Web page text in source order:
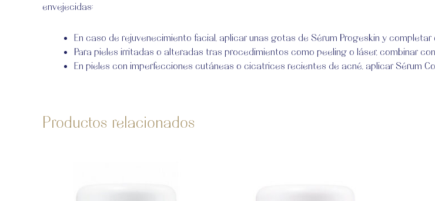
envejecidas:
En caso de rejuvenecimiento facial, aplicar unas gotas de Sérum Progeskin y
Para pieles irritadas o alteradas tras procedimientos como peeling o láser, combinar
En pieles con imperfecciones cutáneas o cicatrices recientes de acné, aplicar Sérum
Productos relacionados